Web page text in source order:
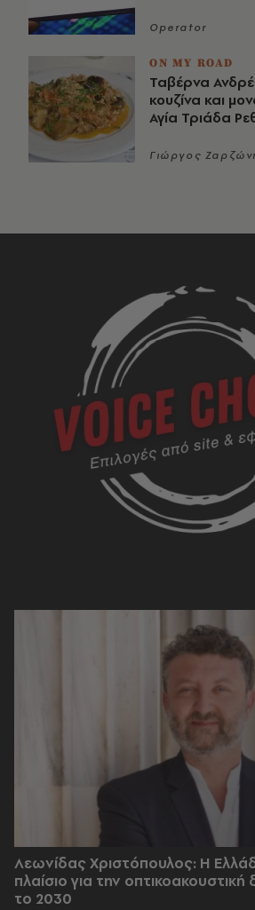
Operator
ON MY ROAD
Ταβέρνα
κουζίνα και
Αγία Τριάδα
Γιώργος
Λεωνίδας Χριστόπουλος: Η
πλαίσιο για την
το 2030